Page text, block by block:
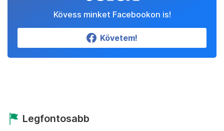
Kövess minket Facebookon is!
Követem!
Legfontosabb